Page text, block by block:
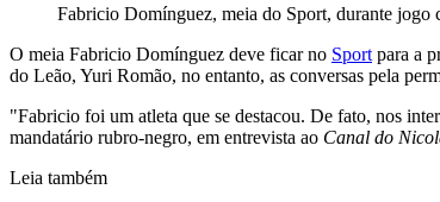
Fabricio Domínguez, meia do Sport, durante jogo
O meia Fabricio Domínguez deve ficar no Sport para a
do Leão, Yuri Romão, no entanto, as conversas pela
"Fabricio foi um atleta que se destacou. De fato, nos
mandatário rubro-negro, em entrevista ao Canal do
Leia também